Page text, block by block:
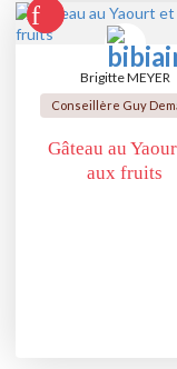
Brigitte MEYER
Conseillère Guy
Gâteau au
aux fruits